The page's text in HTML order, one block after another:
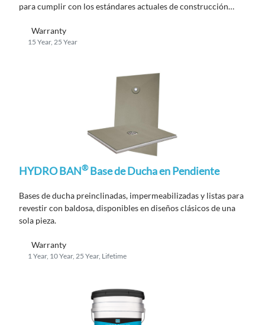
para cumplir con los estándares actuales de construcción
Warranty
15 Year, 25 Year
HYDRO BAN®Base de Ducha en Pendiente
Bases de ducha preinclinadas, impermeabilizadas y listas para
revestir con baldosa, disponibles en diseños clásicos de una
sola pieza.
Warranty
1 Year, 10 Year, 25 Year, Lifetime